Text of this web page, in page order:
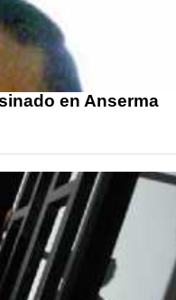
en Anserma